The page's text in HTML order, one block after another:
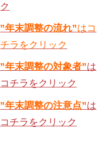
ク
”年末調整の流れ”はコ
チラをクリック
”年末調整の対象者”は
コチラをクリック
”年末調整の注意点”は
コチラをクリック